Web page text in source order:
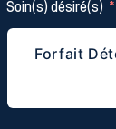
Soin(s) désiré(s)